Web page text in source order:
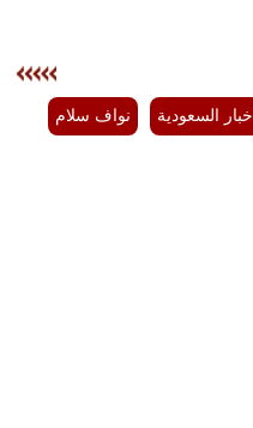
أخبار السعودية نواف سلام